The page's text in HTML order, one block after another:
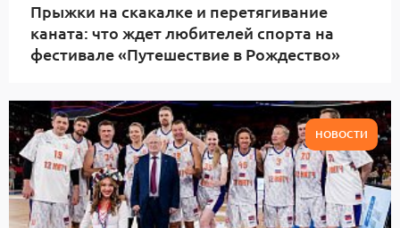
Прыжки на скакалке и перетягивание
каната: что ждет любителей спорта на
фестивале «Путешествие в Рождество»
НОВОСТИ